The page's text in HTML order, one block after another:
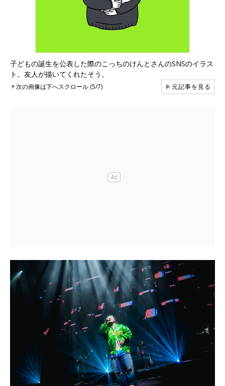
子どもの誕生を公表した際のこっちのけんとさんのSNSのイラス
ト。友人が描いてくれたそう。
▼次の画像は下へスクロール (5/7) ▶元記事を見る